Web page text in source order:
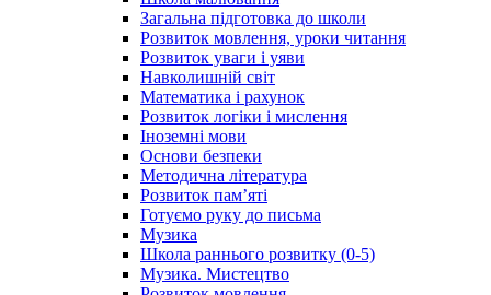
Загальна підготовка до школи
Розвиток мовлення, уроки читання
Розвиток уваги і уяви
Навколишній світ
Математика і рахунок
Розвиток логіки і мислення
Іноземні мови
Основи безпеки
Методична література
Розвиток пам’яті
Готуємо руку до письма
Музика
Школа раннього розвитку (0-5)
Музика. Мистецтво